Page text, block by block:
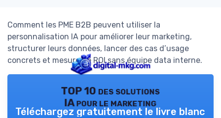
Comment les PME B2B peuvent utiliser la
personnalisation IA pour améliorer leur marketing,
structurer leurs données, lancer des cas d’usage
concrets et mesurer le ROI sans équipe data interne.
TOP 10 des solutions
IA pour le marketing
Téléchargez gratuitement le livre blanc